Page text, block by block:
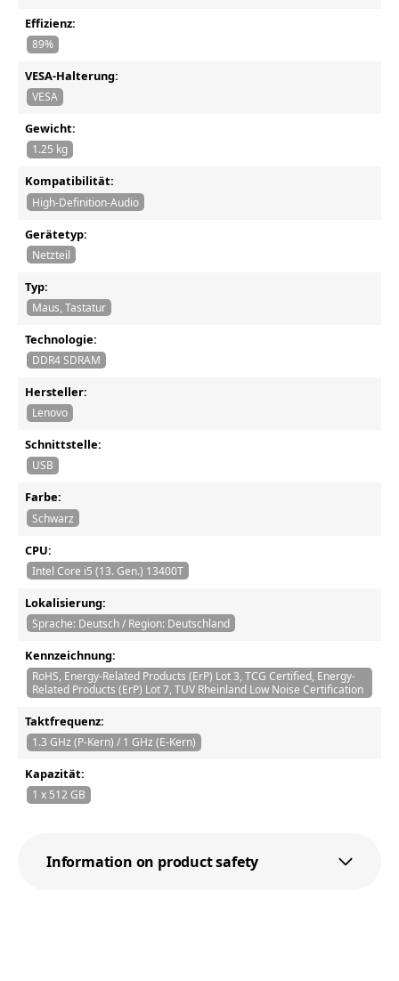
Effizienz:
89%
VESA-Halterung:
VESA
Gewicht:
1.25 kg
Kompatibilität:
High-Definition-Audio
Gerätetyp:
Netzteil
Typ:
Maus, Tastatur
Technologie:
DDR4 SDRAM
Hersteller:
Lenovo
Schnittstelle:
USB
Farbe:
Schwarz
CPU:
Intel Core i5 (13. Gen.) 13400T
Lokalisierung:
Sprache: Deutsch / Region: Deutschland
Kennzeichnung:
RoHS, Energy-Related Products (ErP) Lot 3, TCG Certified, Energy-
Related Products (ErP) Lot 7, TUV Rheinland Low Noise Certification
Taktfrequenz:
1.3 GHz (P-Kern) / 1 GHz (E-Kern)
Kapazität:
1 x 512 GB
Information on product safety